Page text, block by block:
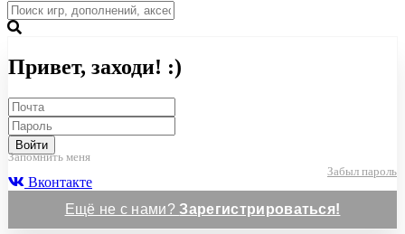
Привет, заходи! :)
Войти
Запомнить меня
Забыл пароль
Вконтакте
Ещё не с нами?Зарегистрироваться!